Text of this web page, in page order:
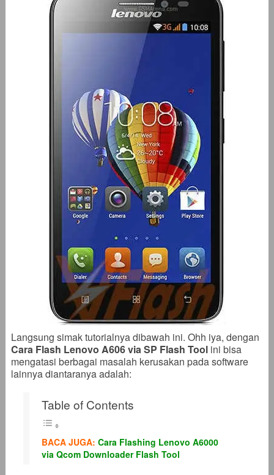
Langsung simak tutorialnya dibawah ini. Ohh iya, dengan
Cara Flash Lenovo A606 via SP Flash Toolini bisa
mengatasi berbagai masalah kerusakan pada software
lainnya diantaranya adalah:
Table of Contents
BACA JUGA: Cara Flashing Lenovo A6000
via Qcom Downloader Flash Tool